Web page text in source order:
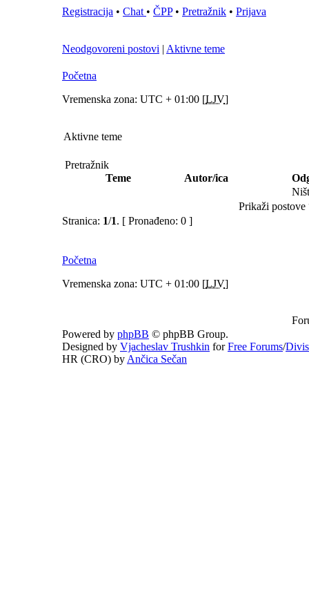
Registracija • Chat • ČPP• Pretražnik • Prijava
Neodgovoreni postovi | Aktivne teme
Početna
Vremenska zona: UTC + 01:00 [LJV]
Aktivne teme
Pretražnik
Teme
Autor/ica
Prikaži postove
Stranica: 1/1. [ Pronađeno: 0 ]
Početna
Vremenska zona: UTC + 01:00 [LJV]
Powered by phpBB © phpBB Group.
Designed by Vjacheslav Trushkin forFree Forums/
HR (CRO) by Ančica Sečan